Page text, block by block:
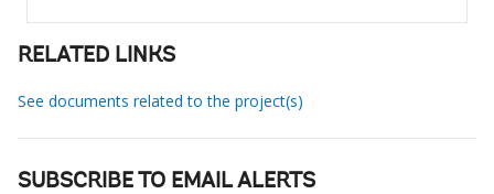
RELATED LINKS
See documents related to the project(s)
SUBSCRIBE TO EMAIL ALERTS